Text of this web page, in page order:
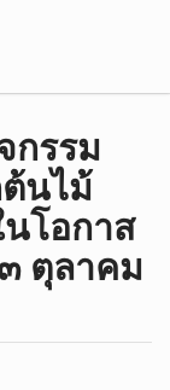
กรรม
นไม้
นโอกาส
ตุลาคม